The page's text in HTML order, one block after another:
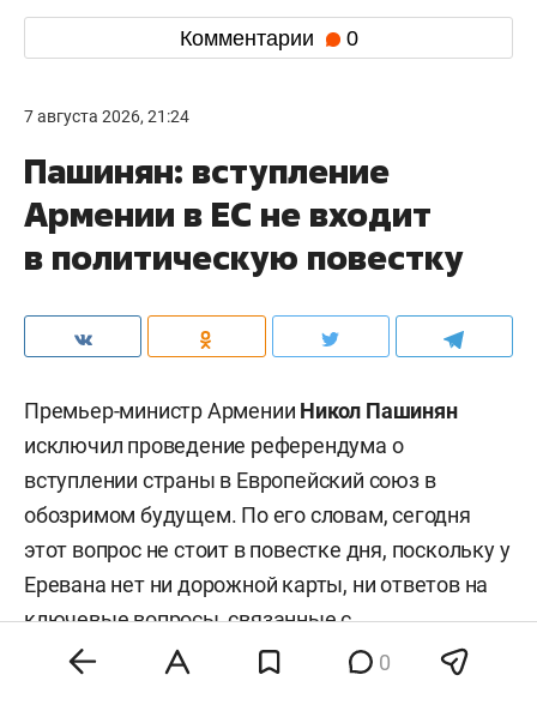
Комментарии 0
7 августа 2026, 21:24
Пашинян: вступление
Армении в ЕС не входит
в политическую повестку
Премьер-министр Армении Никол Пашинян
исключил проведение референдума о
вступлении страны в Европейский союз в
обозримом будущем. По его словам, сегодня
этот вопрос не стоит в повестке дня, поскольку у
Еревана нет ни дорожной карты, ни ответов на
ключевые вопросы, связанные с
евроинтеграцией.
0